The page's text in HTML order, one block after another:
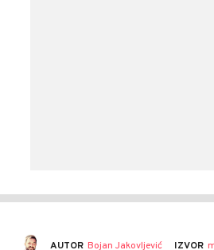
AUTOR Bojan Jakovljević IZVOR